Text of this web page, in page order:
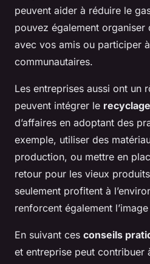
peuvent aider à réduire le
pouvez également
avec vos amis ou participer
communautaires.
Les entreprises aussi ont un
peuvent intégrer le recyclage
d’affaires en adoptant des
exemple, utiliser des
production, ou mettre en
retour pour les vieux
seulement profitent à
renforcent également
En suivant ces conseils
et entreprise peut contribuer